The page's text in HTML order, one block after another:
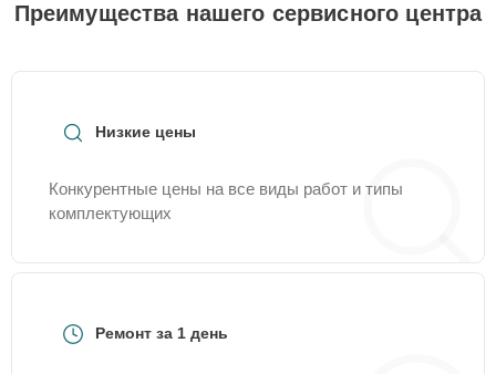
Преимущества нашего сервисного центра
Низкие цены
Конкурентные цены на все виды работ и типы
комплектующих
Ремонт за 1 день